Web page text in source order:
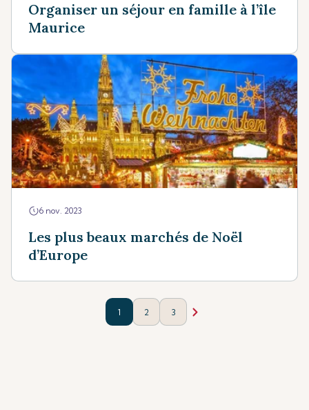
Organiser un séjour en famille à l’île
Maurice
6 nov. 2023
Les plus beaux marchés de Noël
d’Europe
1 2 3